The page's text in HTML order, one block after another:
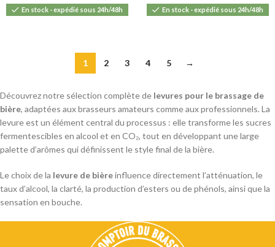
En stock - expédié sous 24h/48h En stock - expédié sous 24h/48h
1 2 3 4 5 →
Découvrez notre sélection complète de levures pour le brassage de
bière, adaptées aux brasseurs amateurs comme aux professionnels. La
levure est un élément central du processus : elle transforme les sucres
fermentescibles en alcool et en CO₂, tout en développant une large
palette d’arômes qui définissent le style final de la bière.
Le choix de la levure de bièreinfluence directement l’atténuation, le
taux d’alcool, la clarté, la production d’esters ou de phénols, ainsi que la
sensation en bouche.